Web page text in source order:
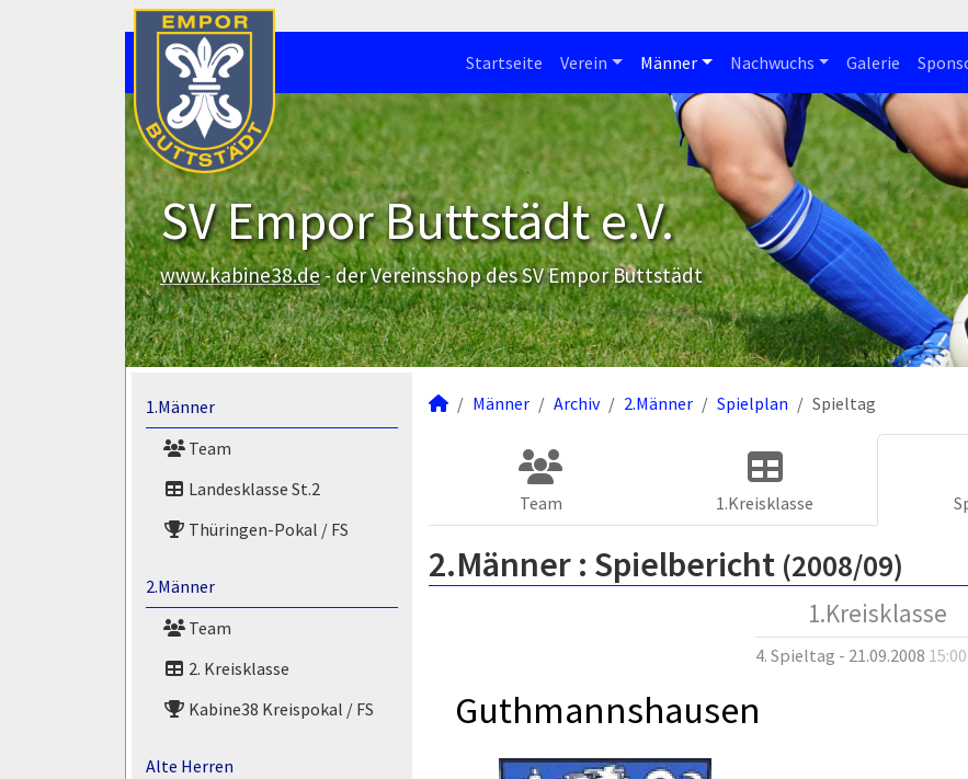
Startseite Verein Männer Nachwuchs Galerie
SV Empor Buttstädt e.V.
www.kabine38.de- der Vereinsshop des SV Empor Buttstädt
1.Männer
Team
Landesklasse St.2
Thüringen-Pokal / FS
2.Männer
Team
2. Kreisklasse
Kabine38 Kreispokal / FS
Alte Herren
Männer Archiv 2.Männer Spielplan Spieltag
Team 1.Kreisklasse
2.Männer : Spielbericht (2008/09)
1.Kreisklasse
4. Spieltag - 21.09.2008
Guthmannshausen